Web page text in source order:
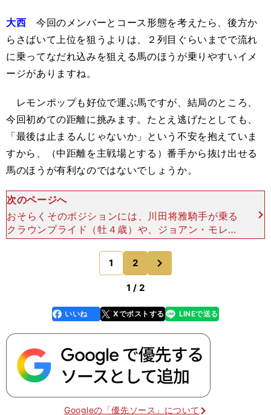
大西 今回のメンバーとコース形態を考えたら、後方か
らさばいて上位を狙うよりは、２列目ぐらいまでで流れ
に乗ってなだれ込みを狙える馬のほうが乗りやすいイメ
ージがありますね。
レモンポップも好位で運ぶ馬ですが、結局のところ、
今回初めての距離に挑みます。たとえ逃げたとしても、
「最後は止まるんじゃないか」という不安を抱えていま
すから、（中距離を主戦場とする）番手から抜け出せる
馬のほうが有利なのではないでしょうか。
次のページへ
おそらくそのポジションには、川田将雅騎手が乗る
クラウンプライド（牡４歳）や、ジョアン・モレイ
ラ騎手が手綱をとるアイコンテーラー（牝５歳）、
クリストフ・ルメール騎手が鞍上を務めるグロリア
ムンディ（牡５歳
1 2
1 / 2
faceboo
k
いいね Xでポストする
line LINEで送る
Googleの「優先ソース」について